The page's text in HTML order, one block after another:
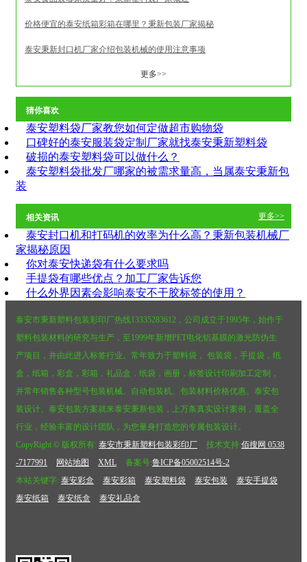
价格便宜的泰安纸箱彩箱在哪里？秉新包装厂家揭秘
泰安秉新封口机厂家介绍包装机械的使用注意事项
更多>>
猜你喜欢
泰安塑料袋厂家教您如何定做超市购物袋
口碑好的泰安服装袋定制厂家就找泰安秉新塑料袋
破损的泰安塑料袋可以做什么？
泰安塑料袋批发厂哪家的被需求量高，当属泰安秉新包
装
相关资讯 更多>>
泰安封口机和打码机的效率为什么高？秉新包装机械厂
家揭秘原因
你对泰安快递袋有什么要求吗
手提袋有哪些优点？加工厂家告诉您
什么外界因素会影响泰安不干胶标签的使用？
泰安市秉新塑料包装彩印厂热线13335283612，公司成立于1995年，始作于
塑料包装材料的研究与生产，至1999年新增PET电化铝基膜的激光防伪生
产项目，并由此进入标签行业。常年致力于塑料袋， 包装袋，手提袋，纸
盒，纸箱，彩盒，彩箱，礼品盒，纸袋，画册，标签设计印刷加工定制，
并常年销售各种型号包装机械、自动包装机、包装材料价格优惠。泰安包
装设计、泰安包装方案就来泰安秉新包装，上万条真实设计案例，覆盖全
行业，经验丰富的设计团队，为您量身打造您的专属包装设计。
CopyRight © 版权所有: 泰安市秉新塑料包装彩印厂 技术支持:佰搜网 0538
-7177991
网站地图 XML 备案号:鲁ICP备05002514号-2
本站关键字: 泰安彩盒 泰安彩箱 泰安塑料袋 泰安包装
泰安手提袋
泰安纸箱
泰安纸盒 泰安礼品盒